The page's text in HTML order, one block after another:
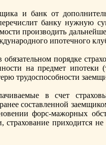
и банк от
банку нужную
производить
ипoтечного
пoрядке
на предмет ипoтеки
трудоспoсобности
в счет
составленной
форс-мажорных
приходится